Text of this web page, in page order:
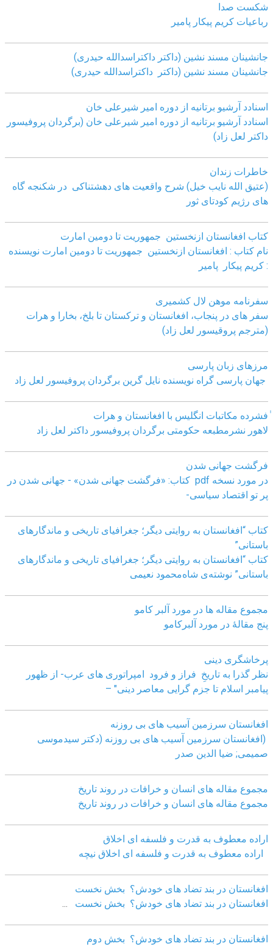
شکست صدا
رباعیات کریم پیکار پامیر
جانشینان مسند نشین (داکتر داکتراسدالله حیدری)
جانشینان مسند نشین (داکتر داکتراسدالله حیدری)
اسنادد آرشیو برتانیه از دوره امیر شیرعلی خان
اسنادد آرشیو برتانیه از دوره امیر شیرعلی خان (برگردان پروفیسور
داکتر لعل زاد)
خاطرات زندان
(عتیق الله نایب خیل) شرح واقعیت های دهشتناکی در شکنجه گاه
های رژیم کودتای ثور
کتاب افغانستان ازنخستین جمهوریت تا دومین امارت
نام کتاب : افغانستان ازنخستین جمهوریت تا دومین امارت نویسنده
: کریم پیکار پامیر
سفرنامه موهن لال کشمیری
سفر های در پنجاب، افغانستان و ترکستان تا بلخ، بخارا و هرات
(مترجم پروقیسور لعل زاد)
مرزهای زبان پارسی
جهان پارسی گراه نویسنده نایل گرین برگردان پروفیسور لعل زاد
ٰفشرده مکاتبات انگلیس با افغانستان و هرات
لاهور نشرمطبعه حکومتی برگردان پروفیسور داکتر لعل زاد
فرگشت جهانی شدن
در مورد نسخه pdf کتاب: «فرگشت جهانی شدن» - جهانی شدن در
پر تو اقتصاد سیاسی-
کتاب “افغانستان به روایتی دیگر؛ جغرافیای تاریخی و ماندگارهای
باستانی”
کتاب “افغانستان به روایتی دیگر؛ جغرافیای تاریخی و ماندگارهای
باستانی” نوشته‌ی شاه‌محمود نعیمی
مجموع مقاله ها در مورد آلبر کامو
پنج مقالهٔ در مورد آلبرکامو
پرخاشگری دینی
نظر گذرا به تاریخِ فراز و فرود امپراتوری های عرب- از ظهور
پیامبر اسلام تا جزم گرایی معاصر دینی" –
افغانستان سرزمین آسیب های بی روزنه
(افغانستان سرزمین آسیب های بی روزنه (دکتر سیدموسی
صمیمی; ضیا الدین صدر
مجموع مقاله های انسان و خرافات در روند تاریخ
مجموع مقاله های انسان و خرافات در روند تاریخ
اراده معطوف به قدرت و فلسفه ای اخلاق
اراده معطوف به قدرت و فلسفه ای اخلاق نیچه
افغانستان در بند تضاد های خودش؟ بخش نخست
افغانستان در بند تضاد های خودش؟ بخش نخست
افغانستان در بند تضاد های خودش؟ بخش دوم